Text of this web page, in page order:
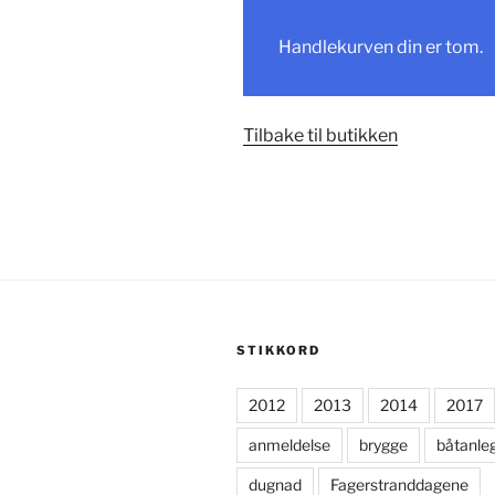
Handlekurven din er tom.
Tilbake til butikken
STIKKORD
2012 2013 2014 2017
anmeldelse brygge
dugnad Fagerstranddagene